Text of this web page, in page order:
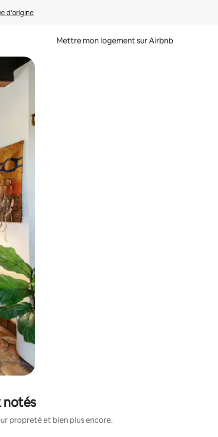
d'origine
Mettre mon logement sur Airbnb
glisser.
notés
propreté et bien plus encore.